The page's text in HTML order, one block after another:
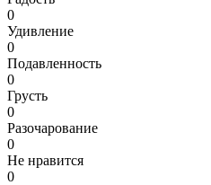
0
Удивление
0
Подавленность
0
Грусть
0
Разочарование
0
Не нравится
0